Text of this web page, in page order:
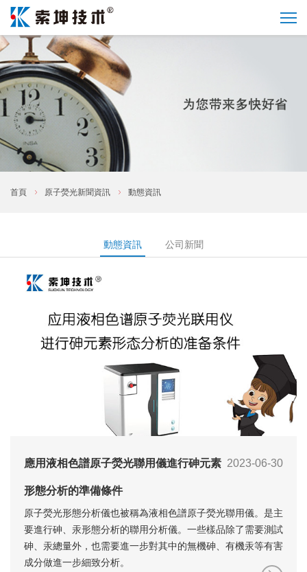
首頁 原子熒光新聞資訊 動態資訊
動態資訊 公司新聞
2023-06-30
應用液相色譜原子熒光聯用儀進行砷元素
形態分析的準備條件
原子熒光形態分析儀也被稱為液相色譜原子熒光聯用儀。是主
要進行砷、汞形態分析的聯用分析儀。一些樣品除了需要測試
砷、汞總量外，也需要進一步對其中的無機砷、有機汞等有害
成分做進一步細致分析。